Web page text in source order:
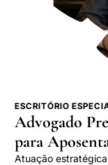
ESCRITÓRIO
Advogado
para
Atuação